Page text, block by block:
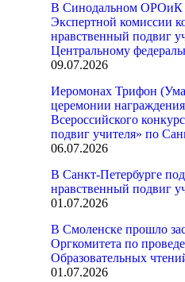
В Синодальном ОРОиК
Экспертной комиссии
нравственный подвиг
Центральному
09.07.2026
Иеромонах Трифон
церемонии
Всероссийского
подвиг учителя» по
06.07.2026
В Санкт-Петербурге
нравственный подвиг
01.07.2026
В Смоленске прошло
Оргкомитета по
Образовательных
01.07.2026